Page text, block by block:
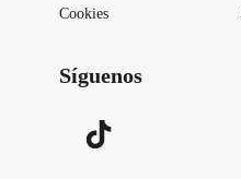
Cookies
Síguenos